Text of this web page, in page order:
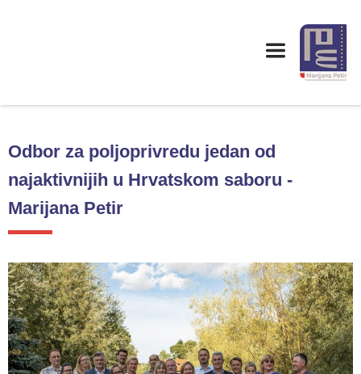
Odbor za poljoprivredu jedan od
najaktivnijih u Hrvatskom saboru -
Marijana Petir